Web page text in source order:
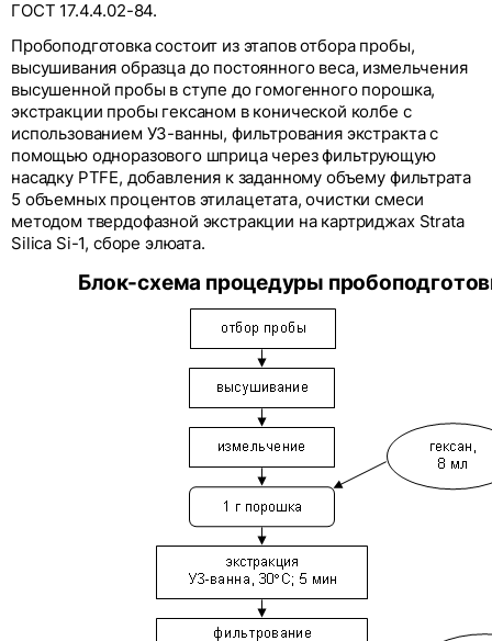
ГОСТ 17.4.4.02-84.
Пробоподготовка состоит из этапов отбора пробы,
высушивания образца до постоянного веса, измельчения
высушенной пробы в ступе до гомогенного порошка,
экстракции пробы гексаном в конической колбе с
использованием УЗ-ванны, фильтрования экстракта с
помощью одноразового шприца через фильтрующую
насадку PTFE, добавления к заданному объему фильтрата
5 объемных процентов этилацетата, очистки смеси
методом твердофазной экстракции на картриджах Strata
Silica Si-1, сборе элюата.
Блок-схема процедуры